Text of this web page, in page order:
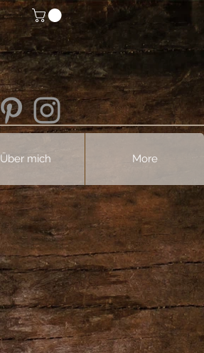
Über mich More